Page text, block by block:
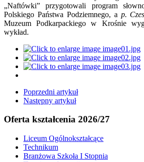
„Naftówki” przygotowali program
Polskiego Państwa Podziemnego, a p.
Muzeum Podkarpackiego w Krośnie
wykład.
Poprzedni artykuł
Następny artykuł
Oferta kształcenia 2026/27
Liceum Ogólnokształcące
Technikum
Branżowa Szkoła I Stopnia